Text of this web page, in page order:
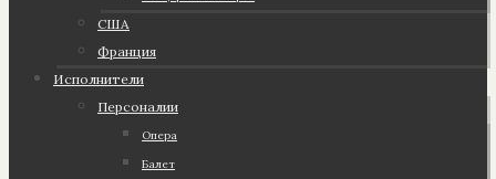
США
Франция
Исполнители
Персоналии
Опера
Балет